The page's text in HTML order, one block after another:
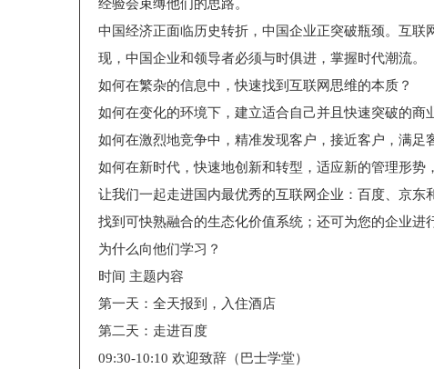
经验会束缚他们的思路。
中国经济正面临历史转折，中国企业正突破瓶颈。互
现，中国企业和领导者必须与时俱进，掌握时代潮流。
如何在繁杂的信息中，快速找到互联网思维的本质？
如何在变化的环境下，建立适合自己并且快速突破的商
如何在激烈地竞争中，精准发现客户，接近客户，满足
如何在新时代，快速地创新和转型，适应新的管理形势
让我们一起走进国内最优秀的互联网企业：百度、京
找到可快熟融合的生态化价值系统；还可为您的企业进
为什么向他们学习？
时间 主题内容
第一天：全天报到，入住酒店
第二天：走进百度
09:30-10:10 欢迎致辞（巴士学堂）